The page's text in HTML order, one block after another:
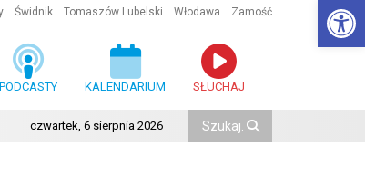
Świdnik Tomaszów Lubelski Włodawa Zamość
PODCASTY KALENDARIUM SŁUCHAJ
czwartek, 6 sierpnia 2026